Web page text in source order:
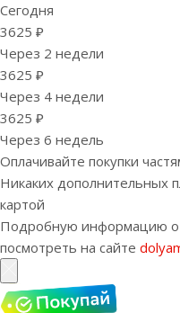
Сегодня
3625 ₽
Через 2 недели
3625 ₽
Через 4 недели
3625 ₽
Через 6 недель
Оплачивайте покупки
Никаких дополнительных
картой
Подробную информацию о
посмотреть на сайте